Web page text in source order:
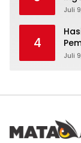
Juli
4
Juli